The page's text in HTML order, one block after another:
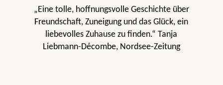
„Eine tolle, hoffnungsvolle Geschichte über
Freundschaft, Zuneigung und das Glück, ein
liebevolles Zuhause zu finden.“ Tanja
Liebmann-Décombe, Nordsee-Zeitung